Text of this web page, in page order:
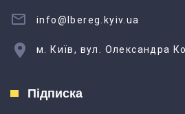
info@lbereg.kyiv.ua
м. Київ, вул. Олександра
Підписка